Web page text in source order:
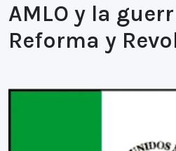
AMLO y la
Reforma y